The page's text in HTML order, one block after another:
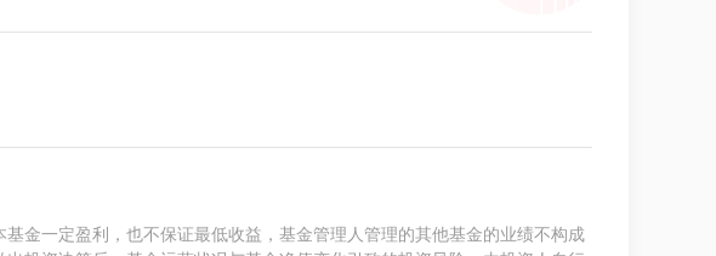
金一定盈利，也不保证最低收益，基金管理人管理的其他基金的业绩不构成